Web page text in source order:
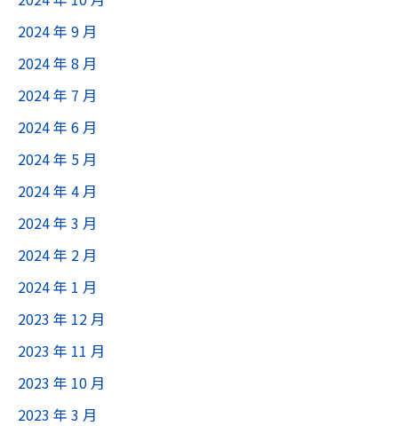
2024 年 9 月
2024 年 8 月
2024 年 7 月
2024 年 6 月
2024 年 5 月
2024 年 4 月
2024 年 3 月
2024 年 2 月
2024 年 1 月
2023 年 12 月
2023 年 11 月
2023 年 10 月
2023 年 3 月